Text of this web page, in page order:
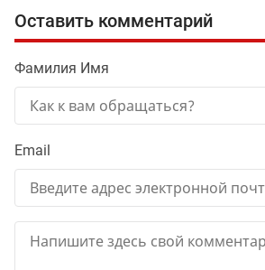
Оставить комментарий
Фамилия Имя
Email